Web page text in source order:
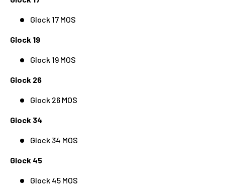
Glock 17 MOS
Glock 19
Glock 19 MOS
Glock 26
Glock 26 MOS
Glock 34
Glock 34 MOS
Glock 45
Glock 45 MOS